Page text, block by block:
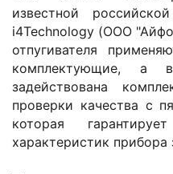
известной
i4Technology (ООО
отпугивателя
комплектующие, а
задействована
проверки качества с
которая
характеристик